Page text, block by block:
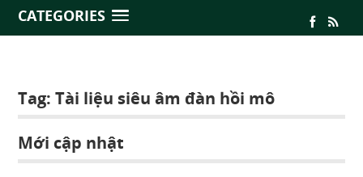
CATEGORIES
Tag:Tài liệu siêu âm đàn hồi mô
Mới cập nhật